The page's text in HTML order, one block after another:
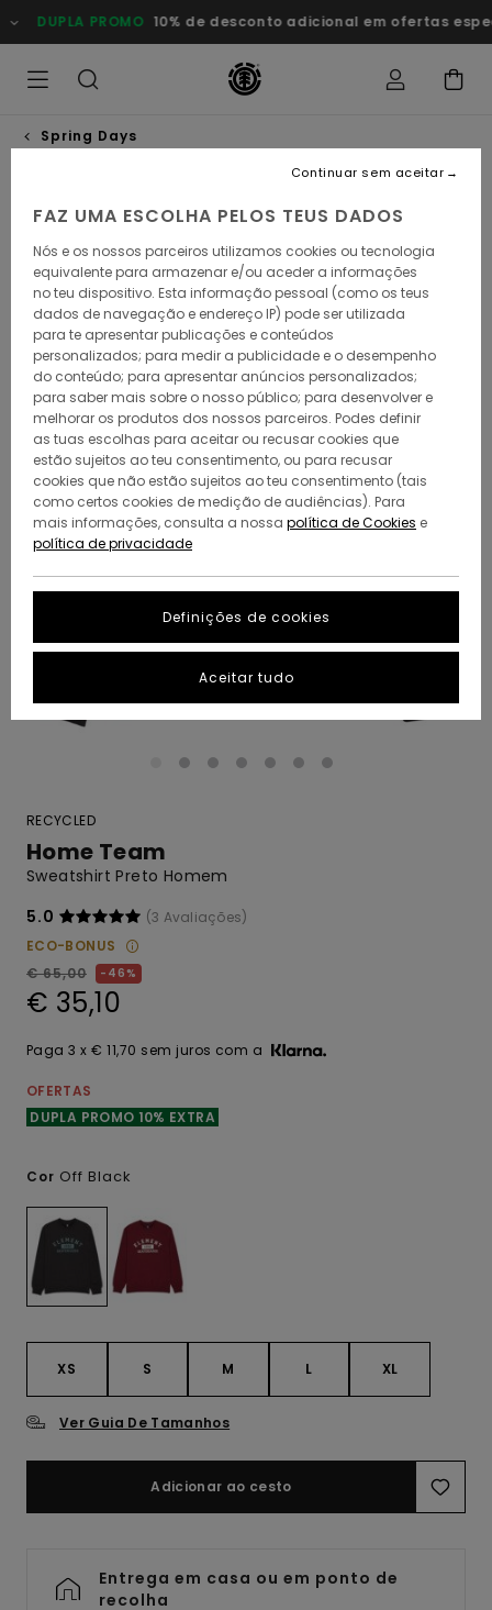
para
a
DUPLA PROMO 10% de desconto adicional em ofertas
Spring Days
RECYCLED
Home Team
Sweatshirt Preto Homem
5.0
(3 Avaliações)
ECO-BONUS
€ 65,00
46%
€ 35,10
Paga 3 x € 11,70 sem juros com a
OFERTAS
DUPLA PROMO 10% EXTRA
Cor Off Black
XS S M L XL
Ver Guia De Tamanhos
Adicionar ao cesto
Entrega em casa ou em ponto de
recolha
FAZ UMA ESCOLHA PELOS TEUS DADOS
Nós e os nossos parceiros utilizamos cookies ou tecnologia
equivalente para armazenar e/ou aceder a informações
no teu dispositivo. Esta informação pessoal (como os teus
dados de navegação e endereço IP) pode ser utilizada
para te apresentar publicações e conteúdos
personalizados; para medir a publicidade e o desempenho
do conteúdo; para apresentar anúncios personalizados;
para saber mais sobre o nosso público; para desenvolver e
melhorar os produtos dos nossos parceiros. Podes definir
as tuas escolhas para aceitar ou recusar cookies que
estão sujeitos ao teu consentimento, ou para recusar
cookies que não estão sujeitos ao teu consentimento (tais
como certos cookies de medição de audiências). Para
mais informações, consulta a nossa política de Cookies e
política de privacidade
Definições de cookies
Continuar sem aceitar
Aceitar tudo